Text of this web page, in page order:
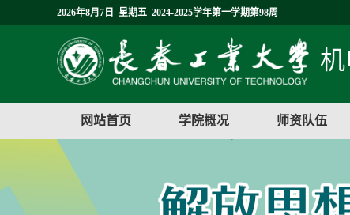
2026年8月7日 星期五 2024-2025学年第一学期第98周
网站首页 学院概况 师资队伍